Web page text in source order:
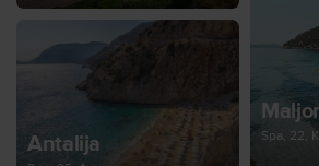
Antalija Spa, 22,